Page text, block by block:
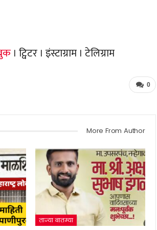
। ट्विटर । इंस्टाग्राम । टेलिग्राम
0
More From Author
ताज्या बातम्या